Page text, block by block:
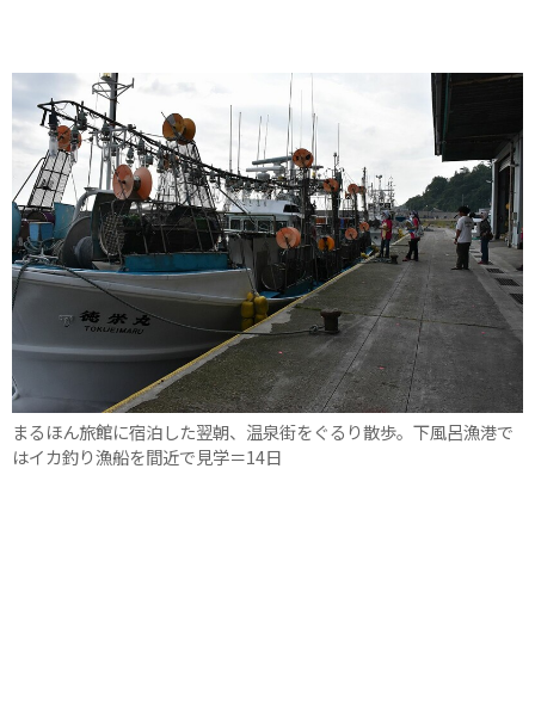
まるほん旅館に宿泊した翌朝、温泉街をぐるり散歩。下風呂漁港で
はイカ釣り漁船を間近で見学＝14日